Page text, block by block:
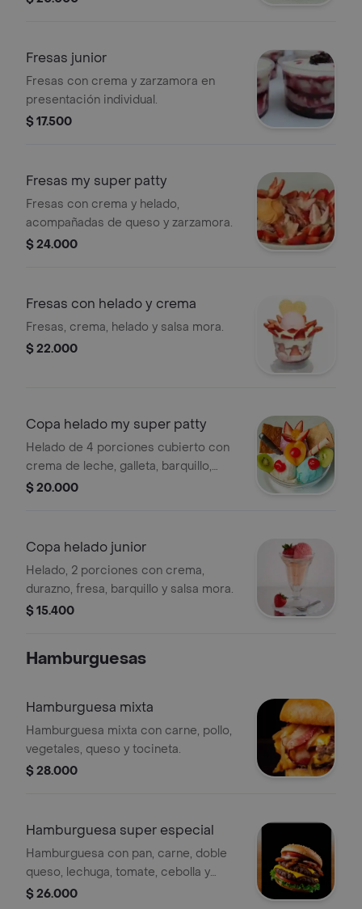
Fresas junior
Fresas con crema y zarzamora en
presentación individual.
$ 17.500
Fresas my super patty
Fresas con crema y helado,
acompañadas de queso y zarzamora.
$ 24.000
Fresas con helado y crema
Fresas, crema, helado y salsa mora.
$ 22.000
Copa helado my super patty
Helado de 4 porciones cubierto con
crema de leche, galleta, barquillo,
durazno, fresa y cereza.
$ 20.000
Copa helado junior
Helado, 2 porciones con crema,
durazno, fresa, barquillo y salsa mora.
$ 15.400
Hamburguesas
Hamburguesa mixta
Hamburguesa mixta con carne, pollo,
vegetales, queso y tocineta.
$ 28.000
Hamburguesa super especial
Hamburguesa con pan, carne, doble
queso, lechuga, tomate, cebolla y
tocineta.
$ 26.000